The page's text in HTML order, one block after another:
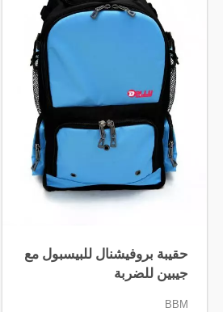
حقيبة بروفيشنال للبيسبول مع
جيبين للضربة
BBM